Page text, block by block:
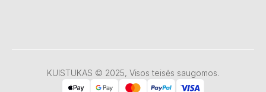
KUISTUKAS © 2025, Visos teisės saugomos.